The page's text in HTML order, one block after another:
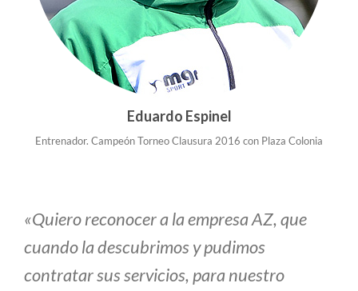
Eduardo Espinel
Entrenador. Campeón Torneo Clausura 2016 con Plaza Colonia
«Quiero reconocer a la empresa AZ, que
cuando la descubrimos y pudimos
contratar sus servicios, para nuestro